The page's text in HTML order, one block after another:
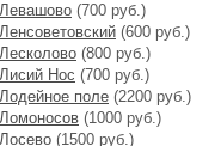
(700 руб.)
(600 руб.)
(800 руб.)
Нос (700 руб.)
поле (2200 руб.)
(1000 руб.)
(1500 руб.)